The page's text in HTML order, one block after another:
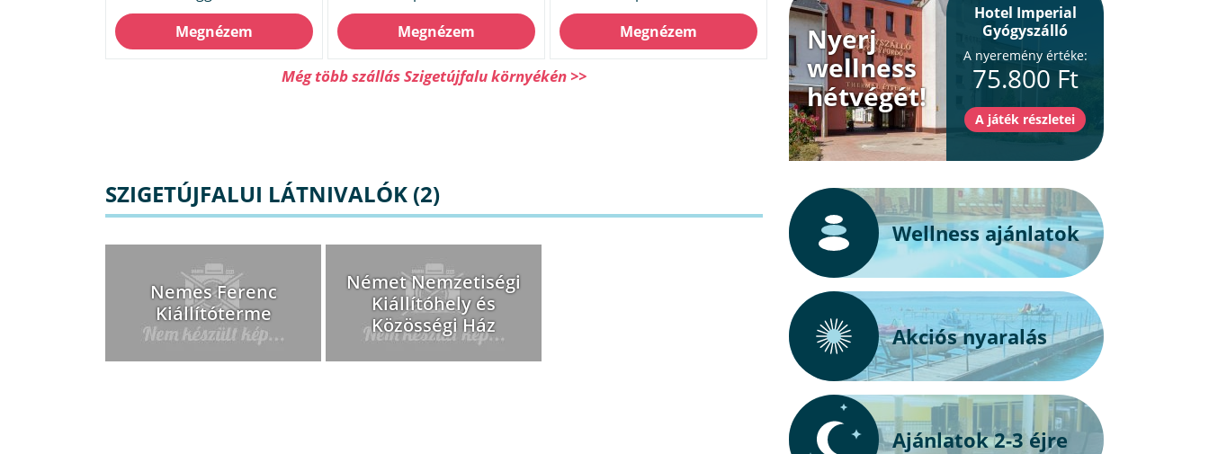
Megnézem
Megnézem
Megnézem
Még több szállás Szigetújfalu környékén >>
SZIGETÚJFALUI LÁTNIVALÓK (2)
Nemes Ferenc
Kiállítóterme
Német Nemzetiségi
Kiállítóhely és
Közösségi Ház
Nyerj
wellness
hétvégét!
Hotel Imperial
Gyógyszálló
A nyeremény értéke:
75.800 Ft
Wellness ajánlatok
Akciós nyaralás
Ajánlatok 2-3 éjre